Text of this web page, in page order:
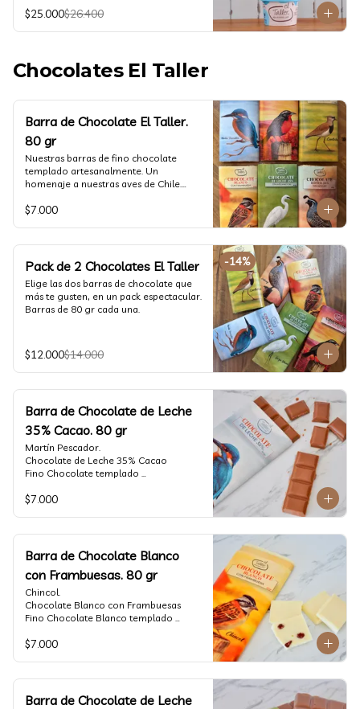
Info Nutricional
$25.000$26.400
Chocolates El Taller
Barra de Chocolate El Taller.
80 gr
Nuestras barras de fino chocolate
templado artesanalmente. Un
homenaje a nuestras aves de Chile.
$7.000
-14%
Pack de 2 Chocolates El Taller
Elige las dos barras de chocolate que
más te gusten, en un pack espectacular.
Barras de 80 gr cada una.
$12.000$14.000
Barra de Chocolate de Leche
35% Cacao. 80 gr
Martín Pescador.
Chocolate de Leche 35% Cacao
Fino Chocolate templado
leche, notas de caramelo, especias y
$7.000
Barra de Chocolate Blanco
con Frambuesas. 80 gr
Chincol.
Chocolate Blanco con Frambuesas
Fino Chocolate Blanco templado
frambuesas deshidratadas, con un perfil
frambuesa.
Formato: tableta 80 gramos.
$7.000
Barra de Chocolate de Leche